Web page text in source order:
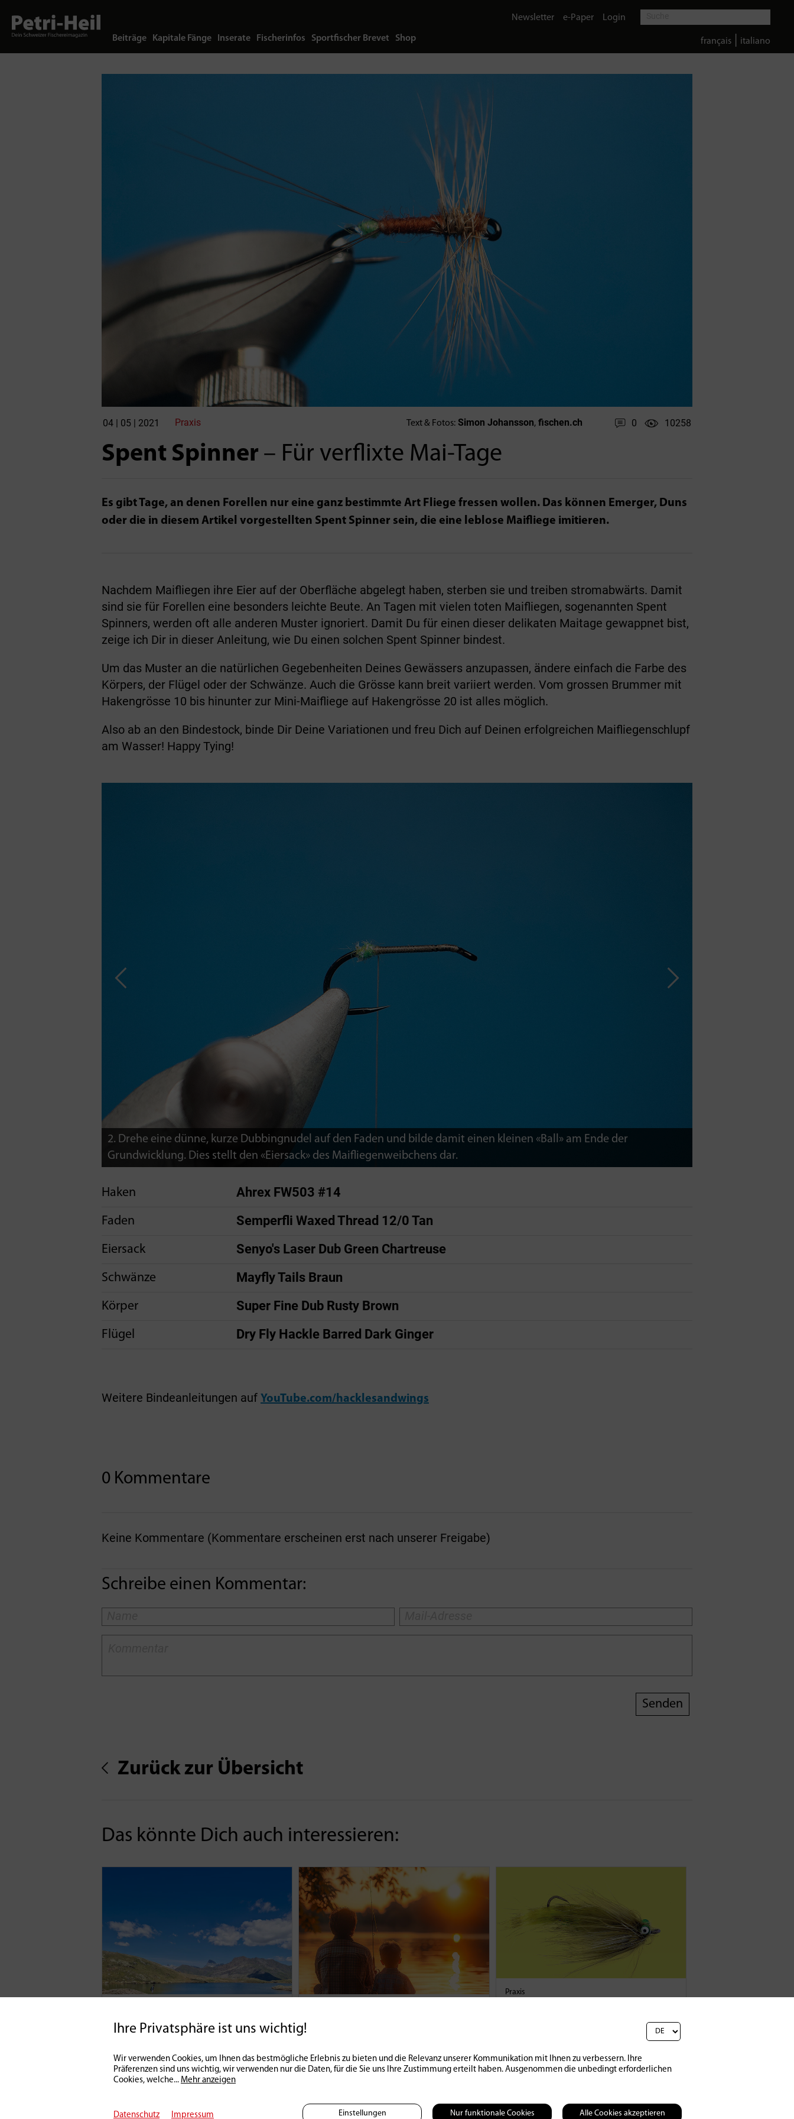
Beiträge Kapitale Fänge Inserate Fischerinfos Sportfischer Brevet Shop
Newsletter e-Paper Login
français italiano
04 | 05 | 2021 Praxis Text & Fotos: Simon Johansson, fischen.ch 0 10258
Spent Spinner – Für verflixte Mai-Tage
Es gibt Tage, an denen Forellen nur eine ganz bestimmte Art Fliege fressen wollen. Das können Emerger, Duns
oder die in diesem Artikel vorgestellten Spent Spinner sein, die eine leblose Maifliege imitieren.
Nachdem Maifliegen ihre Eier auf der Oberfläche abgelegt haben, sterben sie und treiben stromabwärts. Damit
sind sie für Forellen eine besonders leichte Beute. An Tagen mit vielen toten Maifliegen, sogenannten Spent
Spinners, werden oft alle anderen Muster ignoriert. Damit Du für einen dieser delikaten Maitage gewappnet bist,
zeige ich Dir in dieser Anleitung, wie Du einen solchen Spent Spinner bindest.
Um das Muster an die natürlichen Gegebenheiten Deines Gewässers anzupassen, ändere einfach die Farbe des
Körpers, der Flügel oder der Schwänze. Auch die Grösse kann breit variiert werden. Vom grossen Brummer mit
Hakengrösse 10 bis hinunter zur Mini-Maifliege auf Hakengrösse 20 ist alles möglich.
Also ab an den Bindestock, binde Dir Deine Variationen und freu Dich auf Deinen erfolgreichen Maifliegenschlupf
am Wasser! Happy Tying!
2. Drehe eine dünne, kurze Dubbingnudel auf den Faden und bilde damit einen kleinen «Ball» am Ende der
Grundwicklung. Dies stellt den «Eiersack» des Maifliegenweibchens dar.
Haken Ahrex FW503 #14
Faden Semperfli Waxed Thread 12/0 Tan
Eiersack Senyo's Laser Dub Green Chartreuse
Schwänze Mayfly Tails Braun
Körper Super Fine Dub Rusty Brown
Flügel Dry Fly Hackle Barred Dark Ginger
Weitere Bindeanleitungen auf YouTube.com/hacklesandwings
0 Kommentare
Keine Kommentare (Kommentare erscheinen erst nach unserer Freigabe)
Schreibe einen Kommentar:
Zurück zur Übersicht
Das könnte Dich auch interessieren:
Ultralight mal anders
Praxis
8334
Ihre Privatsphäre ist uns wichtig!
Wir verwenden Cookies, um Ihnen das bestmögliche Erlebnis zu bieten und die Relevanz unserer Kommunikation mit Ihnen zu verbessern. Ihre
Präferenzen sind uns wichtig, wir verwenden nur die Daten, für die Sie uns Ihre Zustimmung erteilt haben. Ausgenommen die unbedingt erforderlichen
Cookies, welche... Mehr anzeigen
Datenschutz Impressum Einstellungen Nur funktionale Cookies Alle Cookies akzeptieren